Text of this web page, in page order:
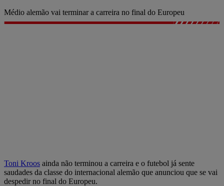
Médio alemão vai terminar a carreira no final do Europeu
Toni Kroos ainda não terminou a carreira e o futebol já sente
saudades da classe do internacional alemão que anunciou que se vai
despedir no final do Europeu.